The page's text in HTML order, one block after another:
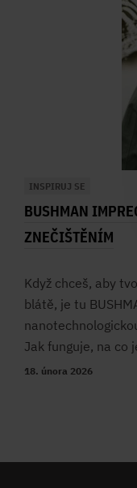
INSPIRUJ SE
BUSHMAN
ZNEČIŠTĚNÍM
Když chceš, aby
blátě, je tu
Jak funguje, na co
18. února 2026